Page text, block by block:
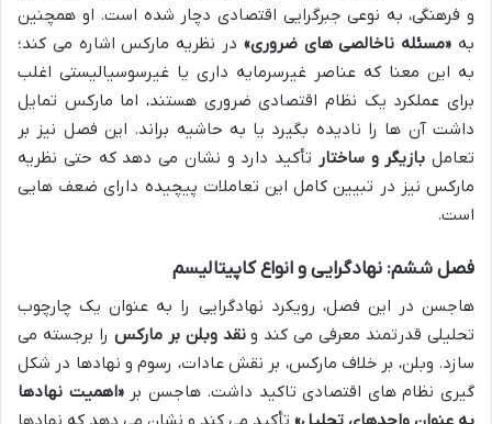
و فرهنگی، به نوعی جبرگرایی اقتصادی دچار شده است. او همچنین
به «مسئله ناخالصی های ضروری» در نظریه مارکس اشاره می کند؛
به این معنا که عناصر غیرسرمایه داری یا غیرسوسیالیستی اغلب
برای عملکرد یک نظام اقتصادی ضروری هستند، اما مارکس تمایل
داشت آن ها را نادیده بگیرد یا به حاشیه براند. این فصل نیز بر
تعامل بازیگر و ساختار تأکید دارد و نشان می دهد که حتی نظریه
مارکس نیز در تبیین کامل این تعاملات پیچیده دارای ضعف هایی
است.
فصل ششم: نهادگرایی و انواع کاپیتالیسم
هاجسن در این فصل، رویکرد نهادگرایی را به عنوان یک چارچوب
تحلیلی قدرتمند معرفی می کند ونقد وبلن بر مارکس را برجسته می
سازد. وبلن، بر خلاف مارکس، بر نقش عادات، رسوم و نهادها در شکل
گیری نظام های اقتصادی تاکید داشت. هاجسن بر«اهمیت نهادها